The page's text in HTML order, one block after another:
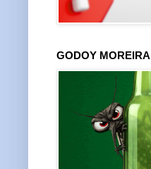
GODOY MOREIRA